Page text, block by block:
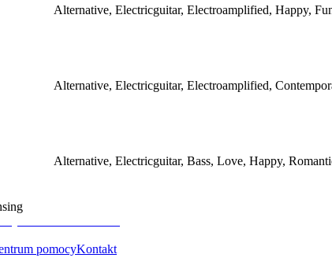
Alternative, Electricguitar, Electroamplified, Happy,
Alternative, Electricguitar, Electroamplified,
Alternative, Electricguitar, Bass, Love, Happy,
pomocyKontakt